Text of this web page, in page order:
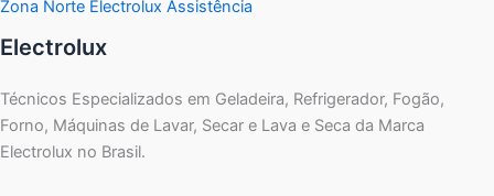
Zona Norte Electrolux Assistência
Electrolux
Técnicos Especializados em Geladeira, Refrigerador, Fogão,
Forno, Máquinas de Lavar, Secar e Lava e Seca da Marca
Electrolux no Brasil.